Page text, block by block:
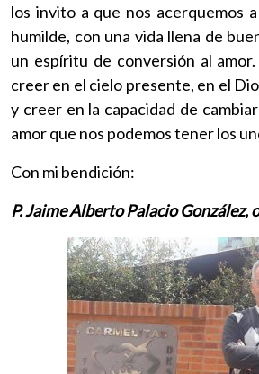
los invito a que nos acerquemos
humilde, con una vida llena de
un espíritu de conversión al
creer en el cielo presente, en el
y creer en la capacidad de
amor que nos podemos tener los
Con mi bendición:
P. Jaime Alberto Palacio González,